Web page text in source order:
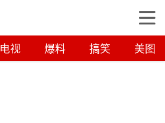
电视 爆料 搞笑 美图